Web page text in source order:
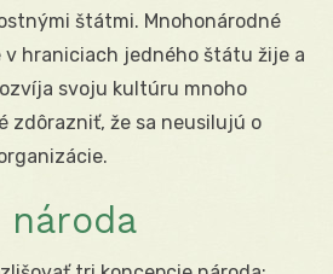
štátmi. Mnohonárodné
hraniciach jedného štátu žije a
svoju kultúru mnoho
zdôrazniť, že sa neusilujú o
národa